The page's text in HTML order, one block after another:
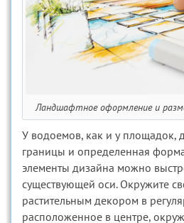
Ландшафтное оформление и
У водоемов, как и у площадок,
границы и определенная
элементы дизайна можно
существующей оси. Окружите
растительным декором в
расположенное в центре,